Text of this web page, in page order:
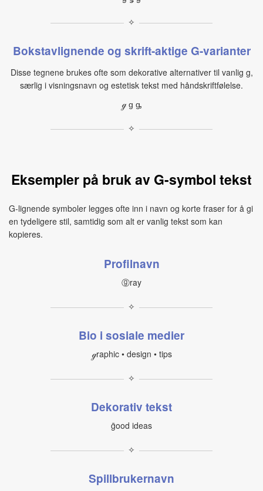
✧
Bokstavlignende og skrift-aktige G-varianter
Disse tegnene brukes ofte som dekorative alternativer til vanlig g,
særlig i visningsnavn og estetisk tekst med håndskriftfølelse.
ℊ ɡ ᶃ
✧
Eksempler på bruk av G-symbol tekst
G-lignende symboler legges ofte inn i navn og korte fraser for å gi
en tydeligere stil, samtidig som alt er vanlig tekst som kan
kopieres.
Profilnavn
ⓖray
✧
Bio i sosiale medier
ℊraphic • design • tips
✧
Dekorativ tekst
ḡood ideas
✧
Spillbrukernavn